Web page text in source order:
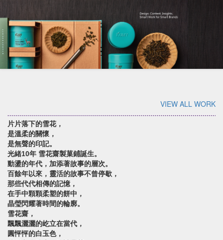
VIEW ALL WORK
片片落下的雪花，
是溫柔的關懷，
是無聲的印記。
光緒10年 雪花齋製菓鋪誕生。
動盪的年代，加添著故事的層次。
百餘年以來，靈活的故事不曾停歇，
那些代代相傳的記憶，
在手中顆顆柔塑的餅中，
晶瑩閃耀著時間的輪廓。
雪花齋，
飄飄灑灑的屹立在當代，
圓怦怦的白玉色，